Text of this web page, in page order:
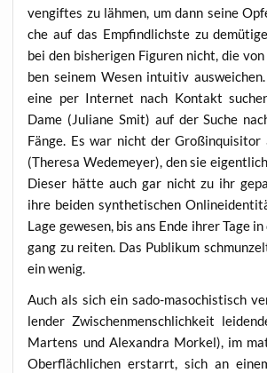
ven­gif­tes zu läh­men, um dann sei­ne
che auf das Emp­find­lichs­te zu
bei den bis­he­ri­gen Figu­ren nicht, die
ben sei­nem Wesen intui­tiv
eine per Inter­net nach Kon­takt
Dame (Julia­ne Smit) auf der Suche
Fän­ge. Es war nicht der
(The­re­sa Wede­mey­er), den sie
Die­ser hät­te auch gar nicht zu ihr
ihre bei­den syn­the­ti­schen
Lage gewe­sen, bis ans Ende ihrer Tage
gang zu rei­ten. Das Publi­kum
ein wenig.
Auch als sich ein sado-maso­chis­tisch
len­der Zwi­schen­mensch­lich­keit
Mar­tens und Alex­an­dra Mor­kel), im
Ober­fläch­li­chen erstarrt, sich an